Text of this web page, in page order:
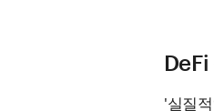
DeFi
'실질